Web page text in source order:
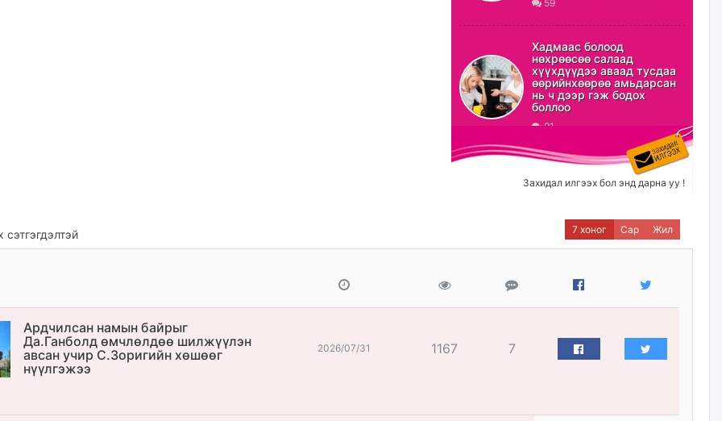
ХЗДХ-ын сайд С.Амарсайхан:
Авлигаар авсан хөрөнгийг
хурааж, нийгмийн сайн
сайхны хөгжилд зориулах
бөгөөд үүнийг хэд хэдэн эрх
бүхий байгууллагаас санал авна
өчигдѳр
Шатахууныг олдож байгаа
газраас нь л авч байна. Үнэ
тарифаас илүү хангамж дээр
анхаарч байна
Ц.Будханд: Дүүгээ гараад
долоон сарын хугацаа
Барилгын салбарын 100
59
Хадмаас болоод
нөхрөөсөө салаад
хүүхдүүдээ аваад тусдаа
өөрийнхөөрөө амьдарсан
нь ч дээр гэж бодох
боллоо
91
Захидал илгээх бол энд дарна уу !
7 хоног Сар Жил
Ардчилсан намын байрыг
Да.Ганболд өмчлөлдөө шилжүүлэн
авсан учир С.Зоригийн хөшөөг
нүүлгэжээ
2026/07/31 1167 7